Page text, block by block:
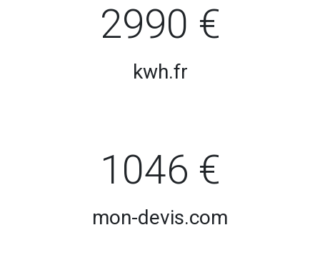
2990 €
kwh.fr
1046 €
mon-devis.com